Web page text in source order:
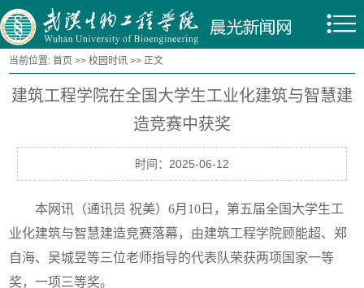
当前位置:首页 >>校园时讯 >> 正文
建筑工程学院在全国大学生工业化建筑与智慧建
造竞赛中获奖
时间：2025-06-12
本网讯（通讯员 祝美）6月10日，第五届全国大学生工
业化建筑与智慧建造竞赛落幕，由建筑工程学院顾能超、郑
自海、吴城昱等三位老师指导的代表队荣获两项国家一等
奖，一项三等奖。